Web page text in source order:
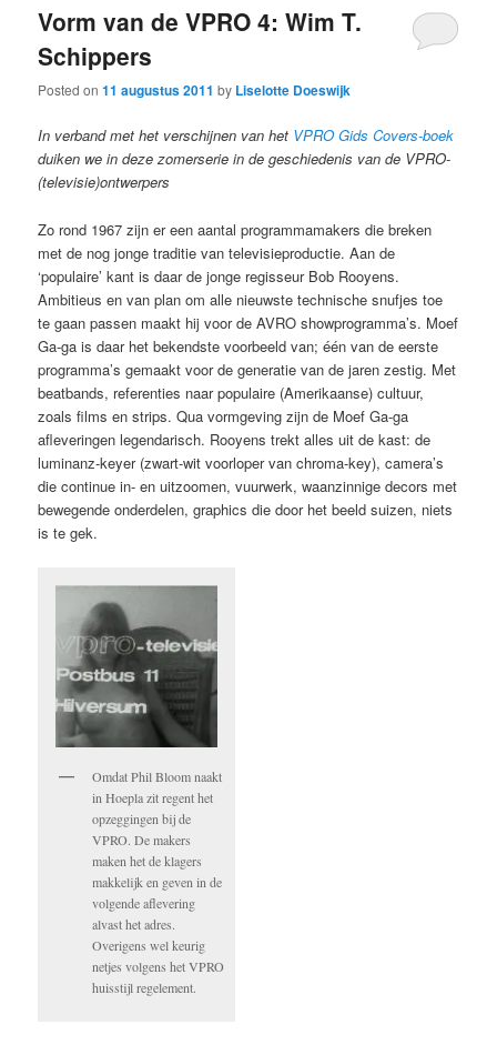
Vorm van de VPRO 4: Wim T.
Schippers
Posted on11 augustus 2011 by Liselotte Doeswijk
In verband met het verschijnen van het VPRO Gids Covers-boek
duiken we in deze zomerserie in de geschiedenis van de VPRO-
(televisie)ontwerpers
Zo rond 1967 zijn er een aantal programmamakers die breken
met de nog jonge traditie van televisieproductie. Aan de
‘populaire’ kant is daar de jonge regisseur Bob Rooyens.
Ambitieus en van plan om alle nieuwste technische snufjes toe
te gaan passen maakt hij voor de AVRO showprogramma’s. Moef
Ga-ga is daar het bekendste voorbeeld van; één van de eerste
programma’s gemaakt voor de generatie van de jaren zestig. Met
beatbands, referenties naar populaire (Amerikaanse) cultuur,
zoals films en strips. Qua vormgeving zijn de Moef Ga-ga
afleveringen legendarisch. Rooyens trekt alles uit de kast: de
luminanz-keyer (zwart-wit voorloper van chroma-key), camera’s
die continue in- en uitzoomen, vuurwerk, waanzinnige decors met
bewegende onderdelen, graphics die door het beeld suizen, niets
is te gek.
Omdat Phil Bloom naakt
in Hoepla zit regent het
opzeggingen bij de
VPRO. De makers
maken het de klagers
makkelijk en geven in de
volgende aflevering
alvast het adres.
Overigens wel keurig
netjes volgens het VPRO
huisstijl regelement.